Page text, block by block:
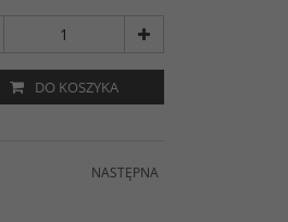
DO KOSZYKA
NASTĘPNA